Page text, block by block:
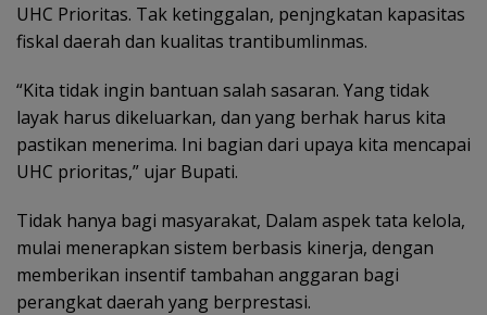
UHC Prioritas. Tak ketinggalan, penjngkatan kapasitas
fiskal daerah dan kualitas trantibumlinmas.
“Kita tidak ingin bantuan salah sasaran. Yang tidak
layak harus dikeluarkan, dan yang berhak harus kita
pastikan menerima. Ini bagian dari upaya kita mencapai
UHC prioritas,” ujar Bupati.
Tidak hanya bagi masyarakat, Dalam aspek tata kelola,
mulai menerapkan sistem berbasis kinerja, dengan
memberikan insentif tambahan anggaran bagi
perangkat daerah yang berprestasi.